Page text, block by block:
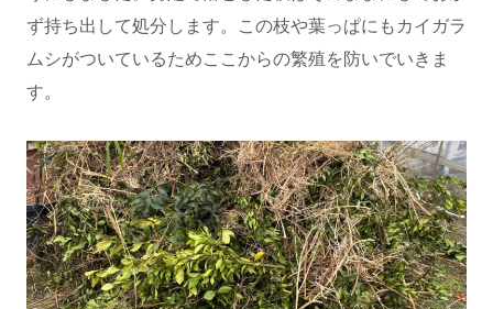
ず持ち出して処分します。この枝や葉っぱにもカイガラ
ムシがついているためここからの繁殖を防いでいきま
す。